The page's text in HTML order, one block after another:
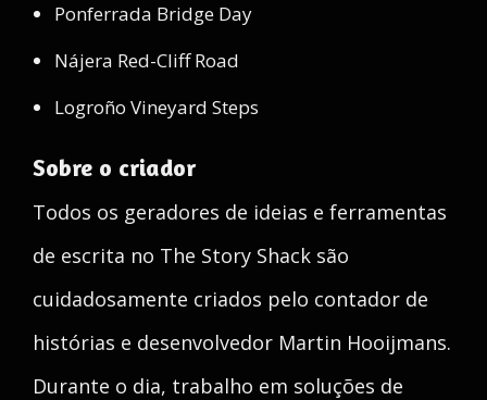
Ponferrada Bridge Day
Nájera Red-Cliff Road
Logroño Vineyard Steps
Sobre o criador
Todos os geradores de ideias e ferramentas
de escrita no The Story Shack são
cuidadosamente criados pelo contador de
histórias e desenvolvedor Martin Hooijmans.
Durante o dia, trabalho em soluções de